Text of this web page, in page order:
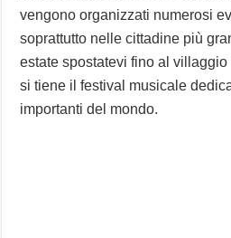
vengono organizzati numerosi
soprattutto nelle cittadine più
estate spostatevi fino al
si tiene il festival musicale
importanti del mondo.